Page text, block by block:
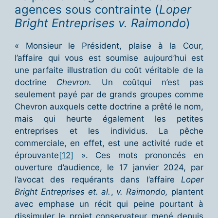
agences sous contrainte (Loper
Bright Entreprises v. Raimondo)
« Monsieur le Président, plaise à la Cour,
l’affaire qui vous est soumise aujourd’hui est
une parfaite illustration du coût véritable de la
doctrine Chevron. Un coûtqui n’est pas
seulement payé par de grands groupes comme
Chevron auxquels cette doctrine a prêté le nom,
mais qui heurte également les petites
entreprises et les individus. La pêche
commerciale, en effet, est une activité rude et
éprouvante[12] ». Ces mots prononcés en
ouverture d’audience, le 17 janvier 2024, par
l’avocat des requérants dans l’affaire Loper
Bright Entreprises et. al. , v. Raimondo, plantent
avec emphase un récit qui peine pourtant à
dissimuler le projet conservateur mené depuis